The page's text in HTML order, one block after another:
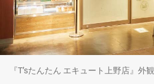
『T’sたんたん エキュート上野店』外観